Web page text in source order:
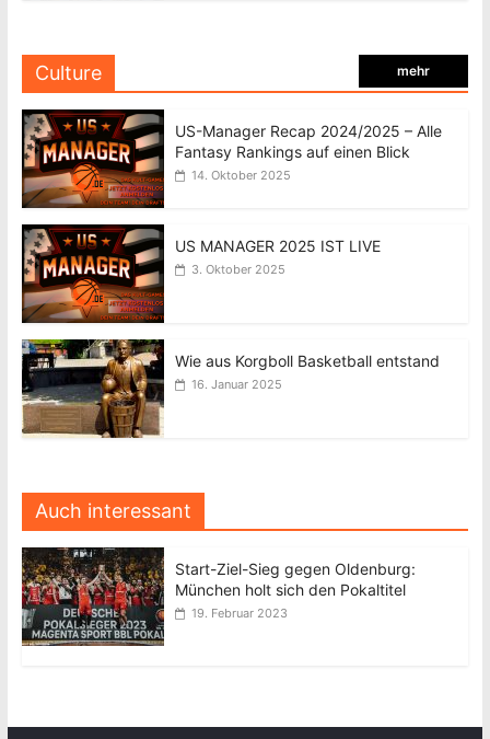
Culture mehr
US-Manager Recap 2024/2025 – Alle
Fantasy Rankings auf einen Blick
14. Oktober 2025
US MANAGER 2025 IST LIVE
3. Oktober 2025
Wie aus Korgboll Basketball entstand
16. Januar 2025
Auch interessant
Start-Ziel-Sieg gegen Oldenburg:
München holt sich den Pokaltitel
19. Februar 2023